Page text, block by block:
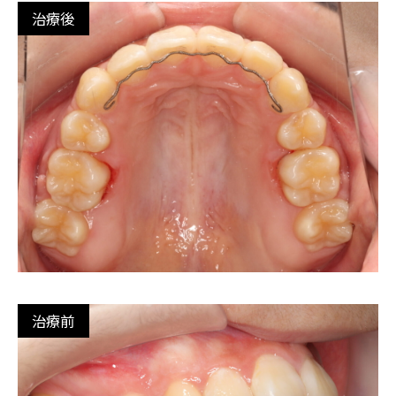
治療後
治療前